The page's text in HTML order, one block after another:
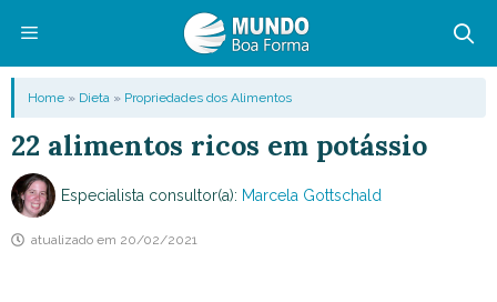
conteúdo
Menu
Home » Dieta » Propriedades dos Alimentos
22 alimentos ricos em potássio
Especialista consultor(a): Marcela Gottschald
atualizado em 20/02/2021